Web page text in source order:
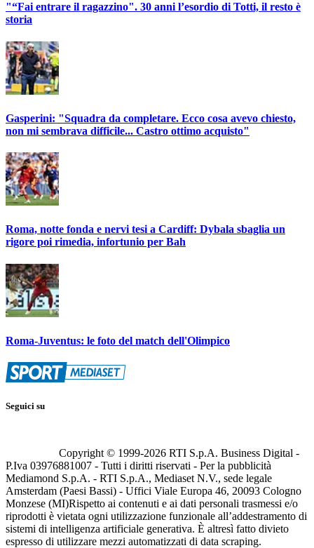
"“Fai entrare il ragazzino". 30 anni l’esordio di Totti, il resto è
storia
Gasperini: "Squadra da completare. Ecco cosa avevo chiesto,
non mi sembrava difficile... Castro ottimo acquisto"
Roma, notte fonda e nervi tesi a Cardiff: Dybala sbaglia un
rigore poi rimedia, infortunio per Bah
Roma-Juventus: le foto del match dell'Olimpico
Seguici su
Copyright © 1999-2026 RTI S.p.A. Business Digital -
P.Iva 03976881007 - Tutti i diritti riservati - Per la pubblicità
Mediamond S.p.A. - RTI S.p.A., Mediaset N.V., sede legale
Amsterdam (Paesi Bassi) - Uffici Viale Europa 46, 20093 Cologno
Monzese (MI)Rispetto ai contenuti e ai dati personali trasmessi e/o
riprodotti è vietata ogni utilizzazione funzionale all’addestramento di
sistemi di intelligenza artificiale generativa. È altresì fatto divieto
espresso di utilizzare mezzi automatizzati di data scraping.